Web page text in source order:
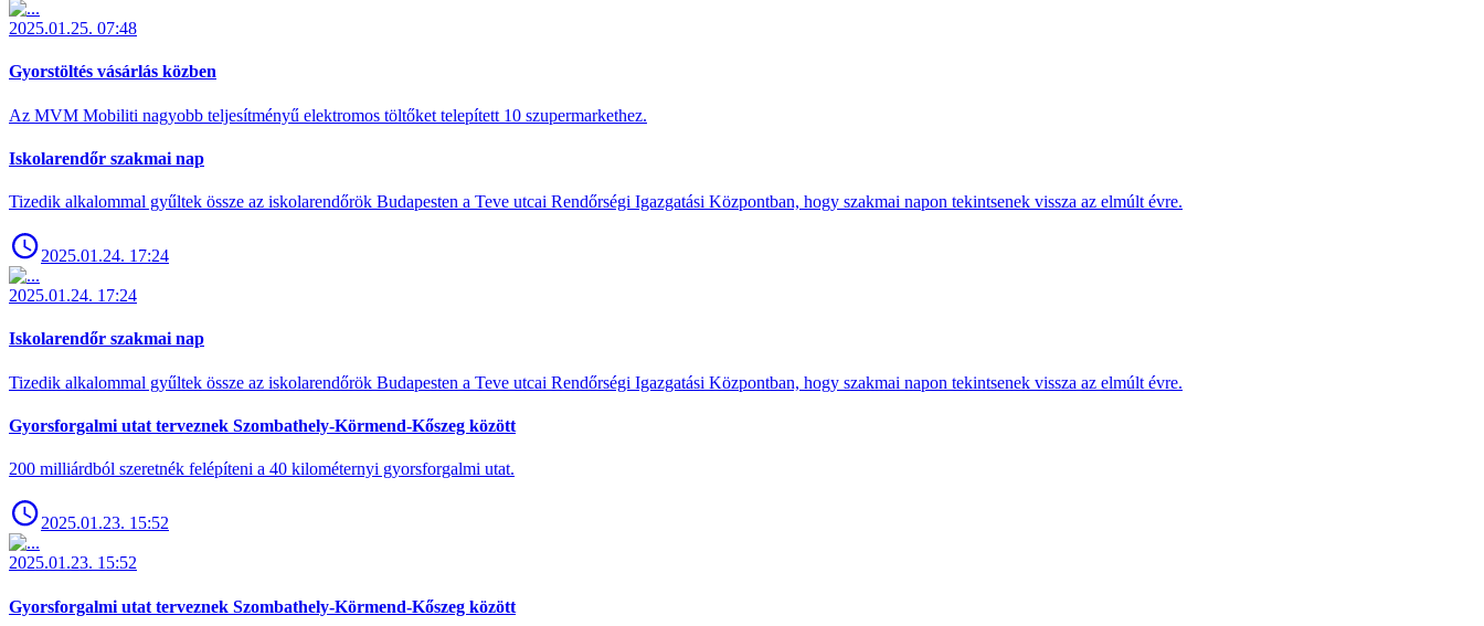
2025.01.25. 07:48
Gyorstöltés vásárlás közben
Az MVM Mobiliti nagyobb teljesítményű elektromos töltőket telepített 10 szupermarkethez.
Iskolarendőr szakmai nap
Tizedik alkalommal gyűltek össze az iskolarendőrök Budapesten a Teve utcai Rendőrségi Igazgatási Központban, hogy szakmai napon tekintsenek vissza az elmúlt évre.
2025.01.24. 17:24
2025.01.24. 17:24
Iskolarendőr szakmai nap
Tizedik alkalommal gyűltek össze az iskolarendőrök Budapesten a Teve utcai Rendőrségi Igazgatási Központban, hogy szakmai napon tekintsenek vissza az elmúlt évre.
Gyorsforgalmi utat terveznek Szombathely-Körmend-Kőszeg között
200 milliárdból szeretnék felépíteni a 40 kilométernyi gyorsforgalmi utat.
2025.01.23. 15:52
2025.01.23. 15:52
Gyorsforgalmi utat terveznek Szombathely-Körmend-Kőszeg között